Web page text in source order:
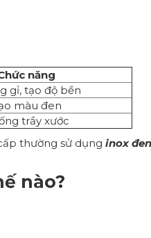
năng
gỉ, tạo độ bền
màu đen
trầy xước
thường sử dụng inox đen
nào?